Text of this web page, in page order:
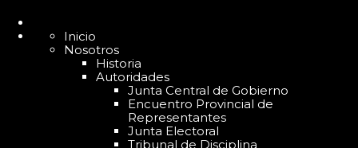
Inicio
Nosotros
Historia
Autoridades
Junta Central de Gobierno
Encuentro Provincial de
Representantes
Junta Electoral
Tribunal de Disciplina